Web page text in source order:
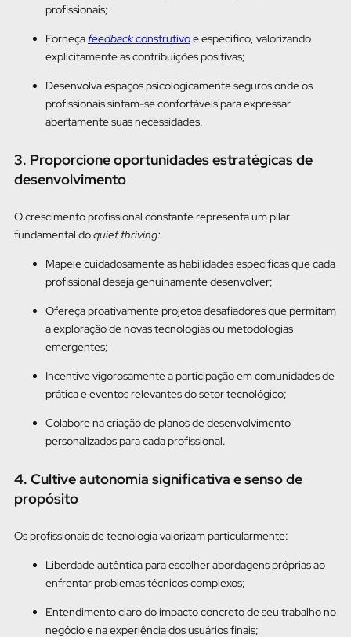
profissionais;
Forneçafeedbackconstrutivoe específico, valorizando
explicitamente as contribuições positivas;
Desenvolva espaços psicologicamente seguros onde os
profissionais sintam-se confortáveis para expressar
abertamente suas necessidades.
3. Proporcione oportunidades estratégicas de
desenvolvimento
O crescimento profissional constante representa um pilar
fundamental doquiet thriving:
Mapeie cuidadosamente as habilidades específicas que cada
profissional deseja genuinamente desenvolver;
Ofereça proativamente projetos desafiadores que permitam
a exploração de novas tecnologias ou metodologias
emergentes;
Incentive vigorosamente a participação em comunidades de
prática e eventos relevantes do setor tecnológico;
Colabore na criação de planos de desenvolvimento
personalizados para cada profissional.
4. Cultive autonomia significativa e senso de
propósito
Os profissionais de tecnologia valorizam particularmente:
Liberdade autêntica para escolher abordagens próprias ao
enfrentar problemas técnicos complexos;
Entendimento claro do impacto concreto de seu trabalho no
negócio e na experiência dos usuários finais;